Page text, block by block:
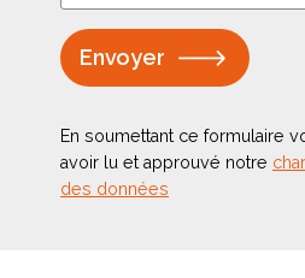
Envoyer
En soumettant ce formulaire
avoir lu et approuvé notre
des données